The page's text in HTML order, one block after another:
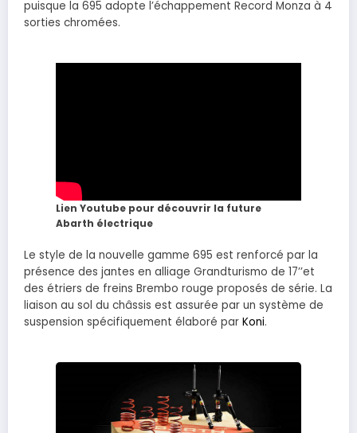
puisque la 695 adopte l’échappement Record Monza à 4
sorties chromées.
Lien Youtube pour découvrir la future
Abarth électrique
Le style de la nouvelle gamme 695 est renforcé par la
présence des jantes en alliage Grandturismo de 17’’et
des étriers de freins Brembo rouge proposés de série. La
liaison au sol du châssis est assurée par un système de
suspension spécifiquement élaboré par Koni.